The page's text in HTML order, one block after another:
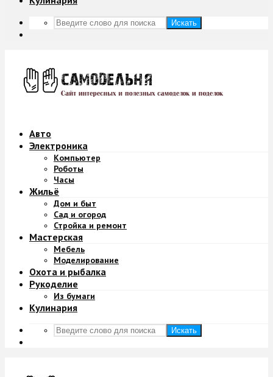
Искать
Авто
Электроника
Компьютер
Роботы
Часы
Жильё
Дом и быт
Сад и огород
Стройка и ремонт
Мастерская
Мебель
Моделирование
Охота и рыбалка
Рукоделие
Из бумаги
Кулинария
Искать